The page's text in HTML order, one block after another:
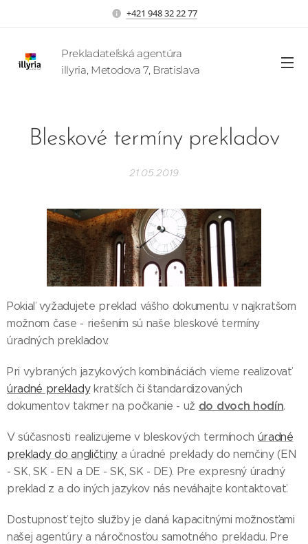
+421 948 32 22 77
Prekladateľská agentúra
illyria, Metodova 7, Bratislava
Bleskové termíny prekladov
21.05.2019
Pokiaľ vyžadujete preklad vášho dokumentu v najkratšom
možnom čase - riešením sú naše bleskové termíny
úradných prekladov.
Pri vybraných jazykových kombináciách vieme realizovať
úradné prekladykratších či štandardizovaných
dokumentov takmer na počkanie - už do dvoch hodín.
V súčasnosti realizujeme v bleskových termínoch úradné
preklady do angličtinya úradné preklady do nemčiny (EN
- SK, SK - EN a DE - SK, SK - DE). Pre expresný úradný
preklad z a do iných jazykov nás neváhajte kontaktovať.
Dostupnosť tejto služby je daná kapacitnými možnosťami
našej agentúry a náročnosťou samotného prekladu. Pre